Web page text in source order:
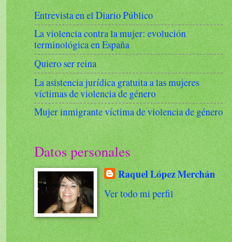
Entrevista en el Diario Público
La violencia contra la mujer: evolución
terminológica en España
Quiero ser reina
La asistencia jurídica gratuita a las mujeres
víctimas de violencia de género
Mujer inmigrante víctima de violencia de género
Datos personales
Raquel López Merchán
Ver todo mi perfil